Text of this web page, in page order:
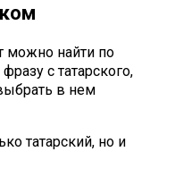
можно найти по
с татарского,
в нем
татарский, но и